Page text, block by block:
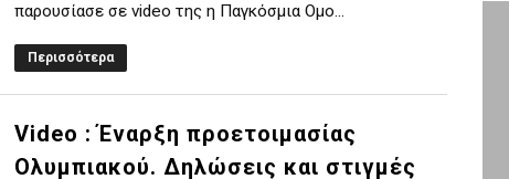
η Φιλία Περάματος έφερε την σειρά στα ίσια (1-1) νίκησε
ΑΕ Ρέντη, Πέρα , Ερμής Αργυρ. και Δραπετσώνα
παρουσίασε σε video της η Παγκόσμια Ομο...
Περισσότερα
Video : Έναρξη προετοιμασίας
Ολυμπιακού. Δηλώσεις και στιγμές